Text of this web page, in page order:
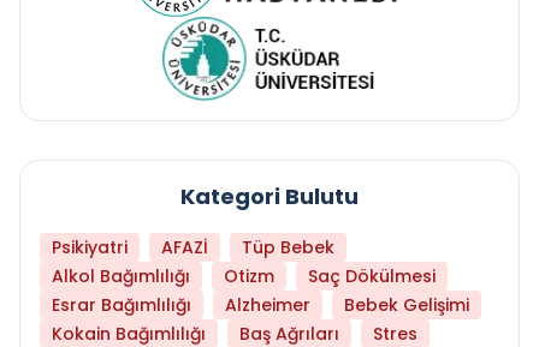
Kategori Bulutu
Psikiyatri AFAZİ
Tüp Bebek
Alkol Bağımlılığı
Otizm
Saç Dökülmesi
Esrar Bağımlılığı
Alzheimer
Bebek Gelişimi
Kokain Bağımlılığı
Baş Ağrıları
Stres